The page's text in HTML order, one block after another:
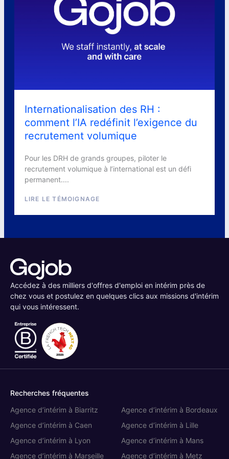
Internationalisation des RH :
comment l’IA redéfinit l’exigence du
recrutement volumique
Pour les DRH de grands groupes, piloter le
recrutement volumique à l’international est un défi
permanent....
LIRE LE TÉMOIGNAGE
Accédez à des milliers d'offres d'emploi en intérim près de
chez vous et postulez en quelques clics aux missions d'intérim
qui vous intéressent.
Recherches fréquentes
Agence d’intérim à Biarritz
Agence d’intérim à Bordeaux
Agence d’intérim à Caen
Agence d’intérim à Lille
Agence d’intérim à Lyon
Agence d’intérim à Mans
Agence d’intérim à Marseille
Agence d’intérim à Metz